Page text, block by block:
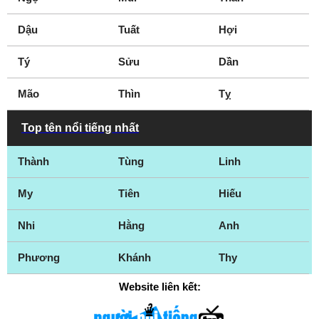
Dậu Tuất Hợi
Tý Sửu Dần
Mão Thìn Tỵ
Top tên nổi tiếng nhất
Thành Tùng Linh
My Tiên Hiếu
Nhi Hằng Anh
Phương Khánh Thy
Website liên kết: